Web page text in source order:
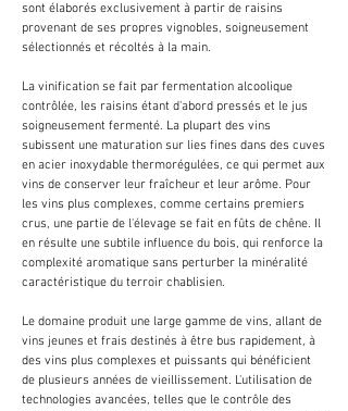
sont élaborés exclusivement à partir de raisins
provenant de ses propres vignobles, soigneusement
sélectionnés et récoltés à la main.
La vinification se fait par fermentation alcoolique
contrôlée, les raisins étant d'abord pressés et le jus
soigneusement fermenté. La plupart des vins
subissent une maturation sur lies fines dans des cuves
en acier inoxydable thermorégulées, ce qui permet aux
vins de conserver leur fraîcheur et leur arôme. Pour
les vins plus complexes, comme certains premiers
crus, une partie de l'élevage se fait en fûts de chêne. Il
en résulte une subtile influence du bois, qui renforce la
complexité aromatique sans perturber la minéralité
caractéristique du terroir chablisien.
Le domaine produit une large gamme de vins, allant de
vins jeunes et frais destinés à être bus rapidement, à
des vins plus complexes et puissants qui bénéficient
de plusieurs années de vieillissement. L'utilisation de
technologies avancées, telles que le contrôle des